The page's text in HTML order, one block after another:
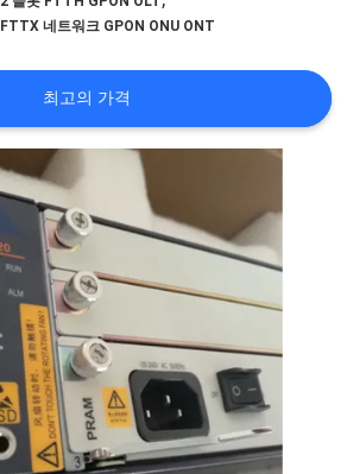
FTTX 네트워크 GPON ONU ONT
최고의 가격